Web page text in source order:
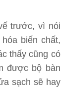
trước, vì nói
biến chất,
thấy cũng có
được bộ bàn
sạch sẽ hay